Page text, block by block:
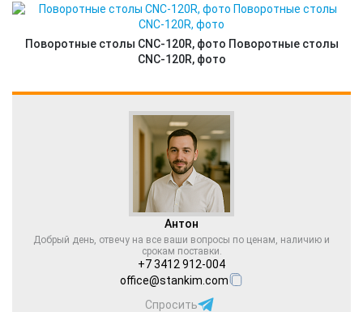
Поворотные столы CNC-120R, фото Поворотные столы
CNC-120R, фото
Антон
Добрый день, отвечу на все ваши вопросы по ценам, наличию и
срокам поставки.
+7 3412 912-004
office@stankim.com
Спросить